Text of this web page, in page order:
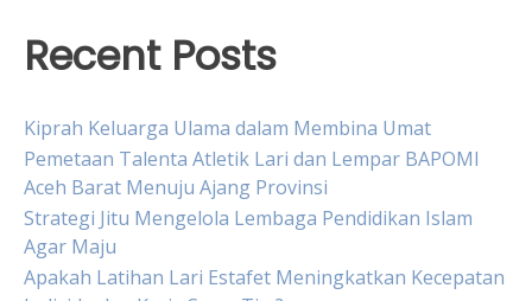
Recent Posts
Kiprah Keluarga Ulama dalam Membina Umat
Pemetaan Talenta Atletik Lari dan Lempar BAPOMI
Aceh Barat Menuju Ajang Provinsi
Strategi Jitu Mengelola Lembaga Pendidikan Islam
Agar Maju
Apakah Latihan Lari Estafet Meningkatkan Kecepatan